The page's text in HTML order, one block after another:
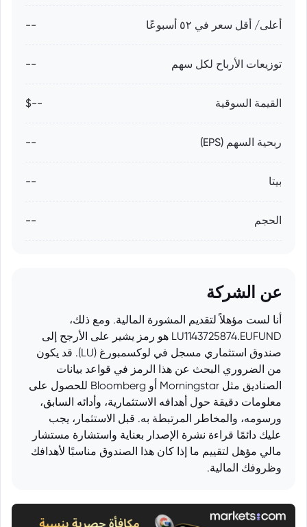
أعلى/ أقل سعر في ٥٢ أسبوعًا --
توزيعات الأرباح لكل سهم --
القيمة السوقية --$
ربحية السهم (EPS) --
بيتا --
الحجم --
عن الشركة
أنا لست مؤهلاً لتقديم المشورة المالية. ومع ذلك،
LU1143725874.EUFUND هو رمز يشير على الأرجح إلى
صندوق استثماري مسجل في لوكسمبورغ (LU). قد يكون
من الضروري البحث عن هذا الرمز في قواعد بيانات
الصناديق مثل Morningstar أو Bloomberg للحصول على
معلومات دقيقة حول أهدافه الاستثمارية، وأدائه السابق،
ورسومه، والمخاطر المرتبطة به. قبل الاستثمار، يجب
عليك دائمًا قراءة نشرة الإصدار بعناية واستشارة مستشار
مالي مؤهل لتقييم ما إذا كان هذا الصندوق مناسبًا لأهدافك
وظروفك المالية.